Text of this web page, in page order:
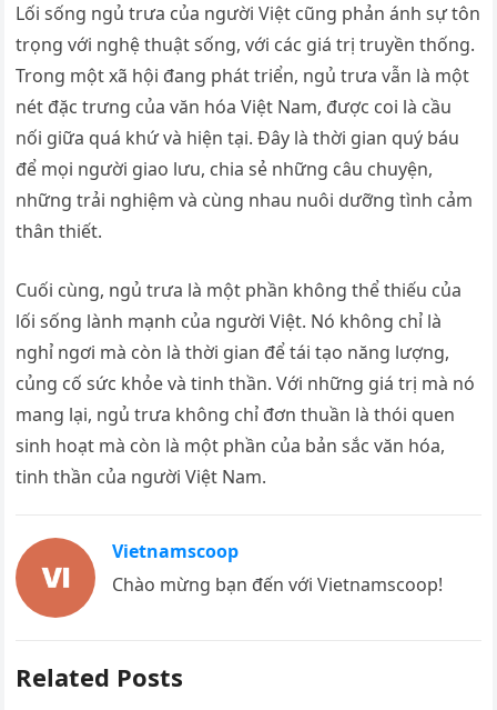
Lối sống ngủ trưa của người Việt cũng phản ánh sự tôn
trọng với nghệ thuật sống, với các giá trị truyền thống.
Trong một xã hội đang phát triển, ngủ trưa vẫn là một
nét đặc trưng của văn hóa Việt Nam, được coi là cầu
nối giữa quá khứ và hiện tại. Đây là thời gian quý báu
để mọi người giao lưu, chia sẻ những câu chuyện,
những trải nghiệm và cùng nhau nuôi dưỡng tình cảm
thân thiết.
Cuối cùng, ngủ trưa là một phần không thể thiếu của
lối sống lành mạnh của người Việt. Nó không chỉ là
nghỉ ngơi mà còn là thời gian để tái tạo năng lượng,
củng cố sức khỏe và tinh thần. Với những giá trị mà nó
mang lại, ngủ trưa không chỉ đơn thuần là thói quen
sinh hoạt mà còn là một phần của bản sắc văn hóa,
tinh thần của người Việt Nam.
Vietnamscoop
Chào mừng bạn đến với Vietnamscoop!
Related Posts